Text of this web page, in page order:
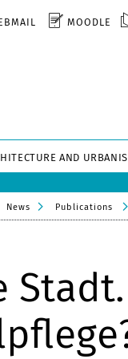
MOODLE
AND
News Publications